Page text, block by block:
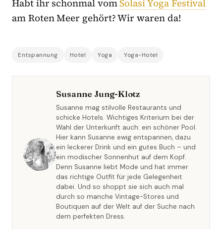
Habt ihr schonmal vomSolasi Yoga Festival
am Roten Meer gehört? Wir waren da!
Entspannung Hotel Yoga Yoga-Hotel
Susanne Jung-Klotz
Susanne mag stilvolle Restaurants und
schicke Hotels. Wichtiges Kriterium bei der
Wahl der Unterkunft auch: ein schöner Pool.
Hier kann Susanne ewig entspannen, dazu
ein leckerer Drink und ein gutes Buch – und
ein modischer Sonnenhut auf dem Kopf.
Denn Susanne liebt Mode und hat immer
das richtige Outfit für jede Gelegenheit
dabei. Und so shoppt sie sich auch mal
durch so manche Vintage-Stores und
Boutiquen auf der Welt auf der Suche nach
dem perfekten Dress.